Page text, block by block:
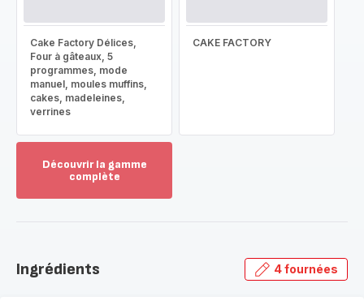
Cake Factory Délices,
Four à gâteaux, 5
programmes, mode
manuel, moules muffins,
cakes, madeleines,
verrines
CAKE FACTORY
Découvrir la gamme
complète
gamme
Ingrédients 4 fournées